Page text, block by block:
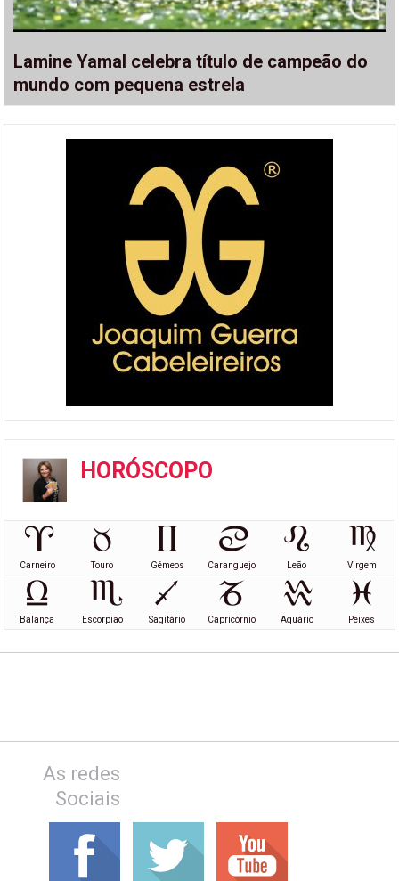
Lamine Yamal celebra título de campeão do
mundo com pequena estrela
HORÓSCOPO
Carneiro Touro Gémeos Caranguejo Leão Virgem
Balança Escorpião Sagitário Capricórnio Aquário Peixes
As redes
Sociais